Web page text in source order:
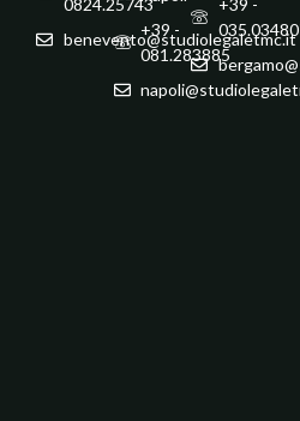
0824.25743
benevento@studiolegaletmc.it
+39 -
081.283885
+39 -